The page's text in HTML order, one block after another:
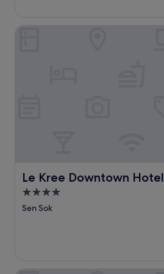
Le Kree Downtown Hotel
Le Kree Downtown Hotel
Hébergement
4.0 étoiles
Sen Sok